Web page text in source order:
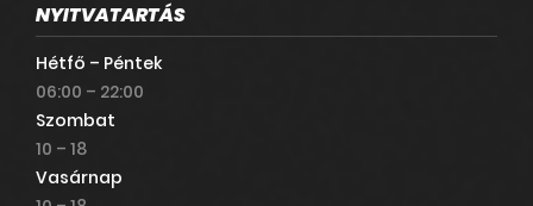
NYITVATARTÁS
Hétfő – Péntek
06:00 – 22:00
Szombat
10 – 18
Vasárnap